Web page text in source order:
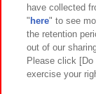
関連会社
プライバシーポ
お取引
have collected
" here" to see
the retention
out of our
Please click
exercise your